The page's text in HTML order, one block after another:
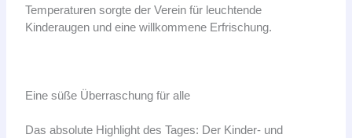
Temperaturen sorgte der Verein für leuchtende
Kinderaugen und eine willkommene Erfrischung.
Eine süße Überraschung für alle
Das absolute Highlight des Tages: Der Kinder- und